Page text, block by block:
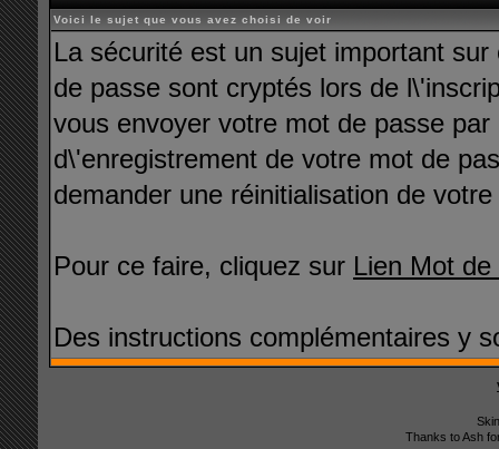
Voici le sujet que vous avez choisi de voir
La sécurité est un sujet important
de passe sont cryptés lors de
vous envoyer votre mot de passe
d\'enregistrement de votre mot de
demander une réinitialisation de
Pour ce faire, cliquez sur Lien Mot
Des instructions complémentaires y
Thanks to Ash